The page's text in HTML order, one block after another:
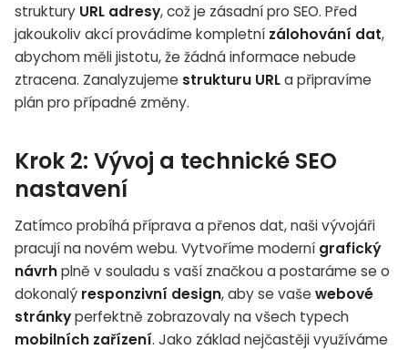
struktury URL adresy, což je zásadní pro SEO. Před
jakoukoliv akcí provádíme kompletní zálohování dat,
abychom měli jistotu, že žádná informace nebude
ztracena. Zanalyzujeme strukturu URLa připravíme
plán pro případné změny.
Krok 2: Vývoj a technické SEO
nastavení
Zatímco probíhá příprava a přenos dat, naši vývojáři
pracují na novém webu. Vytvoříme moderní grafický
návrhplně v souladu s vaší značkou a postaráme se o
dokonalý responzivní design, aby se vaše webové
stránkyperfektně zobrazovaly na všech typech
mobilních zařízení. Jako základ nejčastěji využíváme